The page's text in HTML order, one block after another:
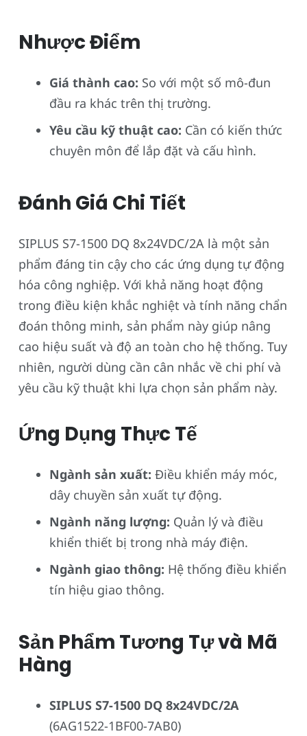
Nhược Điểm
Giá thành cao: So với một số mô-đun
đầu ra khác trên thị trường.
Yêu cầu kỹ thuật cao: Cần có kiến thức
chuyên môn để lắp đặt và cấu hình.
Đánh Giá Chi Tiết
SIPLUS S7-1500 DQ 8x24VDC/2A là một sản
phẩm đáng tin cậy cho các ứng dụng tự động
hóa công nghiệp. Với khả năng hoạt động
trong điều kiện khắc nghiệt và tính năng chẩn
đoán thông minh, sản phẩm này giúp nâng
cao hiệu suất và độ an toàn cho hệ thống. Tuy
nhiên, người dùng cần cân nhắc về chi phí và
yêu cầu kỹ thuật khi lựa chọn sản phẩm này.
Ứng Dụng Thực Tế
Ngành sản xuất: Điều khiển máy móc,
dây chuyền sản xuất tự động.
Ngành năng lượng: Quản lý và điều
khiển thiết bị trong nhà máy điện.
Ngành giao thông: Hệ thống điều khiển
tín hiệu giao thông.
Sản Phẩm Tương Tự và Mã
Hàng
SIPLUS S7-1500 DQ 8x24VDC/2A
(6AG1522-1BF00-7AB0)